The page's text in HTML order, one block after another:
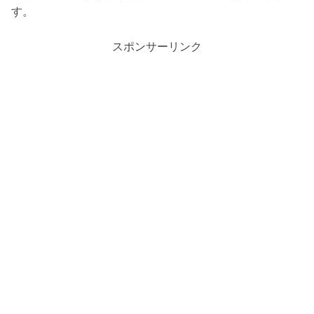
す。
スポンサーリンク